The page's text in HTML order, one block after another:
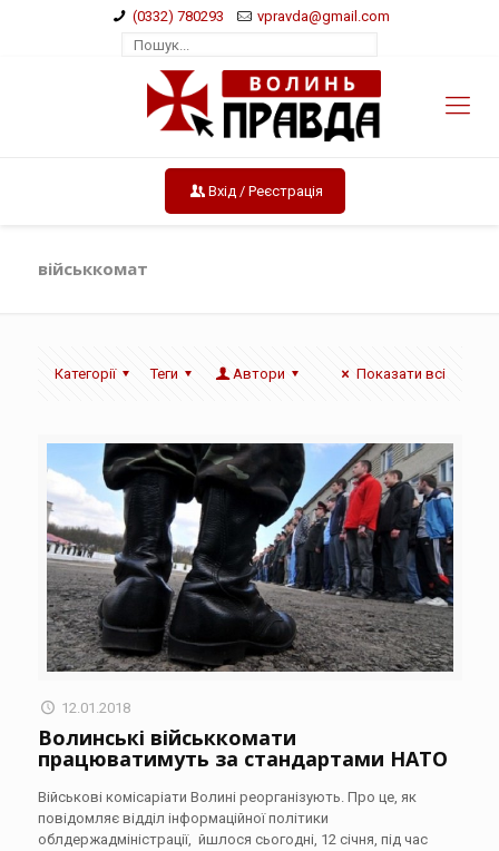
(0332) 780293 vpravda@gmail.com
Вхід / Реєстрація
військкомат
Категорії Теги Автори Показати всі
12.01.2018
Волинські військкомати
працюватимуть за стандартами НАТО
Військові комісаріати Волині реорганізують. Про це, як
повідомляє відділ інформаційної політики
облдержадміністрації, йшлося сьогодні, 12 січня, під час